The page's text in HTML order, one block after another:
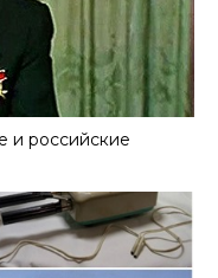
и российские